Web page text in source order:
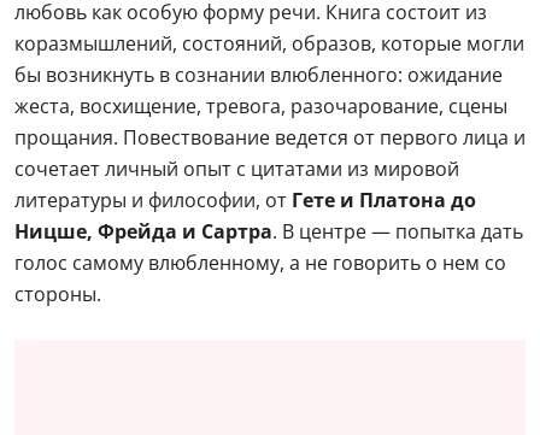
любовь как особую форму речи. Книга состоит из
коразмышлений, состояний, образов, которые могли
бы возникнуть в сознании влюбленного: ожидание
жеста, восхищение, тревога, разочарование, сцены
прощания. Повествование ведется от первого лица и
сочетает личный опыт с цитатами из мировой
литературы и философии, от Гете и Платона до
Ницше, Фрейда и Сартра. В центре — попытка дать
голос самому влюбленному, а не говорить о нем со
стороны.